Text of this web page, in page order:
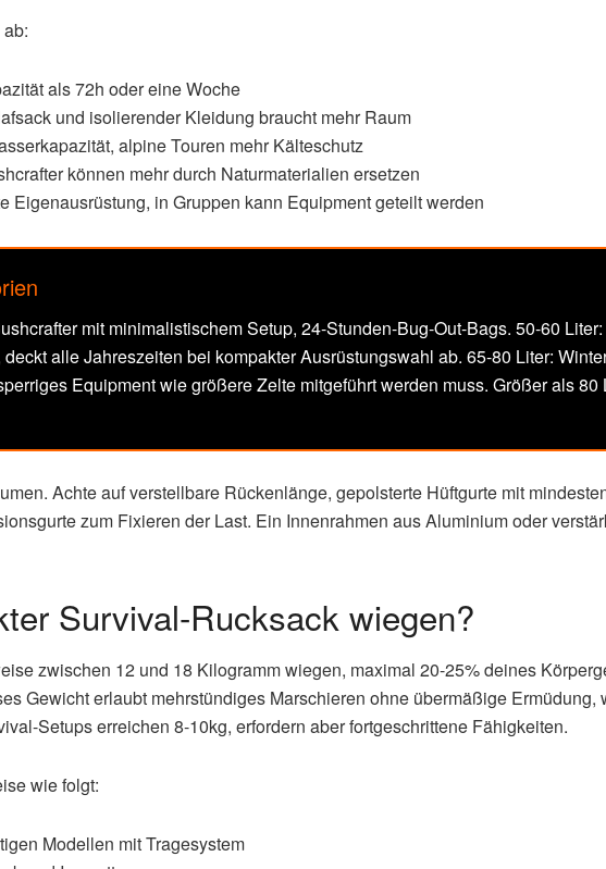
als 72h oder eine Woche
und isolierender Kleidung braucht mehr Raum
alpine Touren mehr Kälteschutz
können mehr durch Naturmaterialien ersetzen
Eigenausrüstung, in Gruppen kann Equipment geteilt werden
mit minimalistischem Setup, 24-Stunden-Bug-Out-Bags. 50-60
alle Jahreszeiten bei kompakter Ausrüstungswahl ab. 65-80 Liter:
Equipment wie größere Zelte mitgeführt werden muss. Größer als 80
Achte auf verstellbare Rückenlänge, gepolsterte Hüftgurte mit
zum Fixieren der Last. Ein Innenrahmen aus Aluminium oder
Survival-Rucksack wiegen?
zwischen 12 und 18 Kilogramm wiegen, maximal 20-25% deines
Gewicht erlaubt mehrstündiges Marschieren ohne übermäßige Ermüdung,
Setups erreichen 8-10kg, erfordern aber fortgeschrittene Fähigkeiten.
wie folgt:
Modellen mit Tragesystem